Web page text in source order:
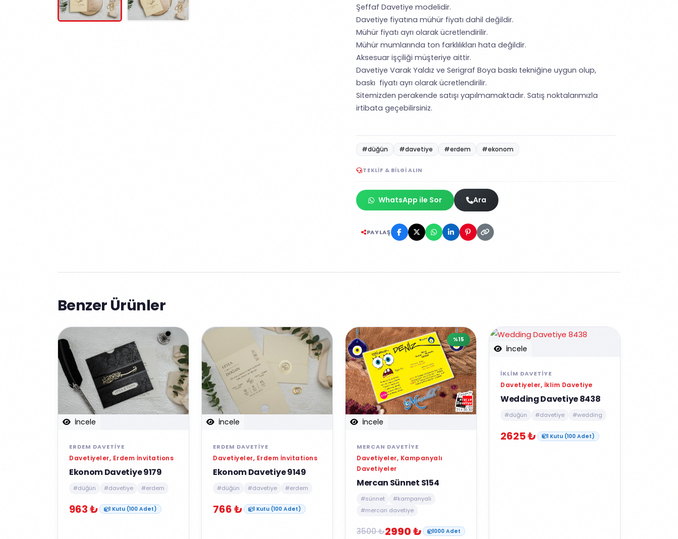
Şeffaf Davetiye modelidir.
Davetiye fiyatına mühür fiyatı dahil değildir.
Mühür fiyatı ayrı olarak ücretlendirilir.
Mühür mumlarında ton farklılıkları hata değildir.
Aksesuar işçiliği müşteriye aittir.
Davetiye Varak Yaldız ve Serigraf Boya baskı tekniğine uygun olup,
baskı fiyatı ayrı olarak ücretlendirilir.
Sitemizden perakende satışı yapılmamaktadır. Satış noktalarımızla
irtibata geçebilirsiniz.
#düğün #davetiye #erdem #ekonom
TEKLIF & BILGI ALIN
WhatsApp ile Sor Ara
PAYLAŞ
Benzer Ürünler
İncele
ERDEM DAVETIYE
Davetiyeler, Erdem İnvitations
Ekonom Davetiye 9179
#düğün #davetiye #erdem
963 ₺ 1 Kutu (100 Adet)
İncele
ERDEM DAVETIYE
Davetiyeler, Erdem İnvitations
Ekonom Davetiye 9149
#düğün #davetiye #erdem
766 ₺ 1 Kutu (100 Adet)
İncele
%15
MERCAN DAVETIYE
Davetiyeler, Kampanyalı
Davetiyeler
Mercan Sünnet S154
#sünnet
#kampanyali
#mercan davetiye
3500 ₺2990 ₺ 1000 Adet
İncele
İKLIM DAVETIYE
Davetiyeler, İklim Davetiye
Wedding Davetiye 8438
#düğün #davetiye #wedding
2625 ₺ 1 Kutu (100 Adet)